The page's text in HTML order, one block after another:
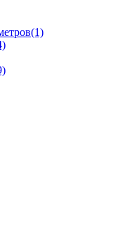
(1)